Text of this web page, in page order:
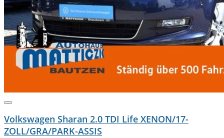
Volkswagen Sharan 2.0 TDI Life XENON/17-
ZOLL/GRA/PARK-ASSIS